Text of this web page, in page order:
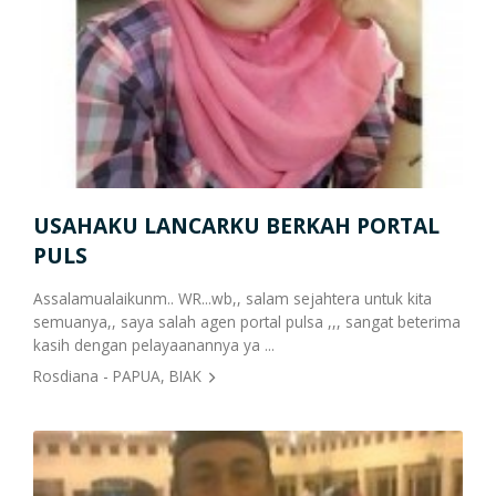
Cetak Struk Token & PPOB
Transaksi Via API
USAHAKU LANCARKU BERKAH PORTAL
PULS
Assalamualaikunm.. WR...wb,, salam sejahtera untuk kita
semuanya,, saya salah agen portal pulsa ,,, sangat beterima
kasih dengan pelayaanannya ya ...
Rosdiana - PAPUA, BIAK